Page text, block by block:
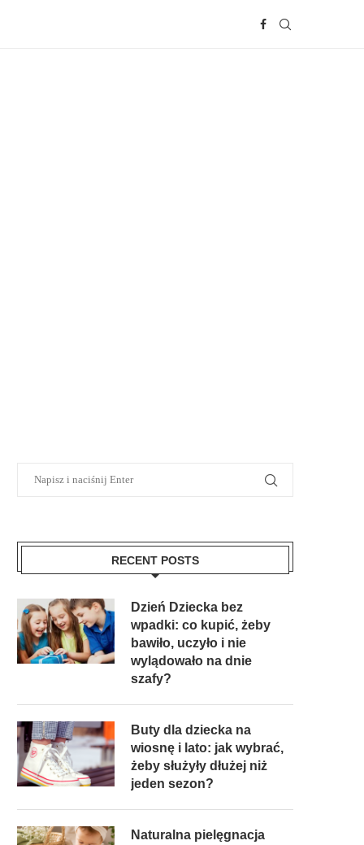
RECENT POSTS
Dzień Dziecka bez
wpadki: co kupić, żeby
bawiło, uczyło i nie
wylądowało na dnie
szafy?
Buty dla dziecka na
wiosnę i lato: jak wybrać,
żeby służyły dłużej niż
jeden sezon?
Naturalna pielęgnacja